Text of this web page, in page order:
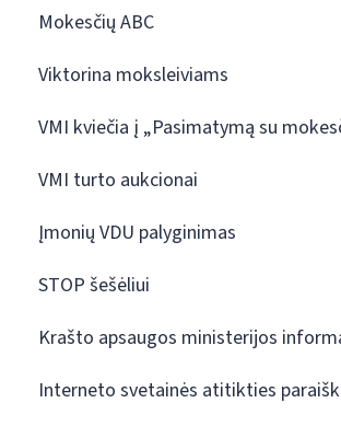
Mokesčių ABC
Viktorina moksleiviams
VMI kviečia į „Pasimatymą su
VMI turto aukcionai
Įmonių VDU palyginimas
STOP šešėliui
Krašto apsaugos ministerijos
Interneto svetainės atitikties